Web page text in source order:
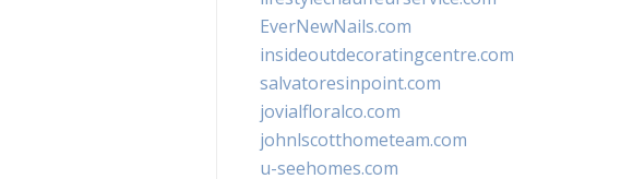
EverNewNails.com
insideoutdecoratingcentre.com
salvatoresinpoint.com
jovialfloralco.com
johnlscotthometeam.com
u-seehomes.com